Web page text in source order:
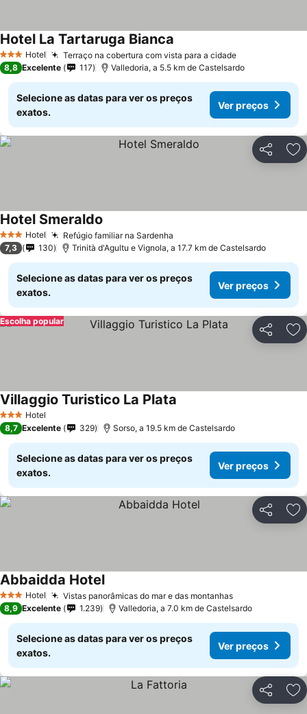
3 EstrelasHotel Terraço na cobertura com vista para a cidadeVer preços
Hotel La Tartaruga Bianca
8,8 Excelente 117 Valledoria, a 5.5 km de Castelsardo
Selecione as datas para ver os preços
exatos.
Ver preços
Partilhar
3 EstrelasHotel Refúgio familiar na Sardenha
Hotel Smeraldo
7,3 130 Trinità d'Agultu e Vignola, a 17.7 km de Castelsardo
Selecione as datas para ver os preços
exatos.
Ver preços
Partilhar
Escolha popular
3 EstrelasHotel
Villaggio Turistico La Plata
8,7 Excelente 329 Sorso, a 19.5 km de Castelsardo
Selecione as datas para ver os preços
exatos.
Ver preços
Partilhar
3 EstrelasHotel Vistas panorâmicas do mar e das montanhasVer preços
Abbaidda HotelVer preços
8,9 Excelente 1.239 Valledoria, a 7.0 km de Castelsardo
Selecione as datas para ver os preços
exatos.
Ver preços
Partilhar